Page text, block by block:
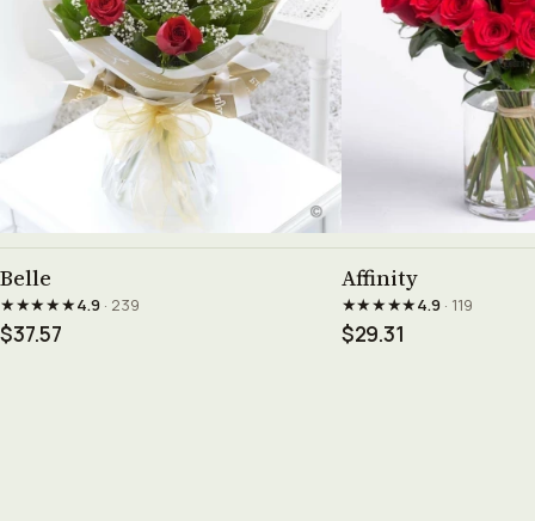
Belle
★★★★★4.9· 239
$37.57
Affinity
★★★★★4.9 · 119
$29.31